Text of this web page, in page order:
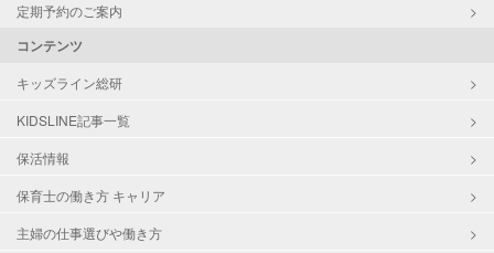
定期予約のご案内
コンテンツ
キッズライン総研
KIDSLINE記事一覧
保活情報
保育士の働き方 キャリア
主婦の仕事選びや働き方